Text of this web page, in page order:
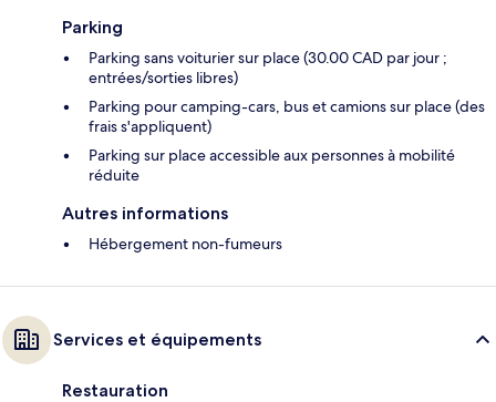
Parking
Parking sans voiturier sur place (30.00 CAD par jour ;
entrées/sorties libres)
Parking pour camping-cars, bus et camions sur place (des
frais s'appliquent)
Parking sur place accessible aux personnes à mobilité
réduite
Autres informations
Hébergement non-fumeurs
Services et équipements
Restauration